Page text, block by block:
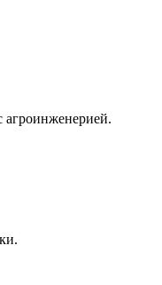
агроинженерией.